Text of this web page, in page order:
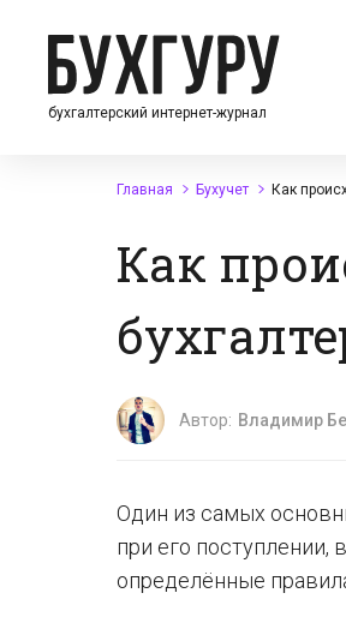
бухгалтерский интернет-журнал
Главная Бухучет Как
Как
Автор: Владимир
Один из самых
при его поступлении,
определённые